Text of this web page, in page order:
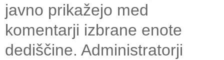
javno prikažejo med
komentarji izbrane enote
dediščine. Administratorji